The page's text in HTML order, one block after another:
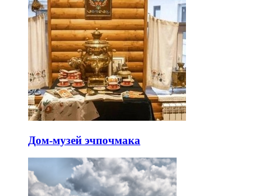
Дом-музей эчпочмака